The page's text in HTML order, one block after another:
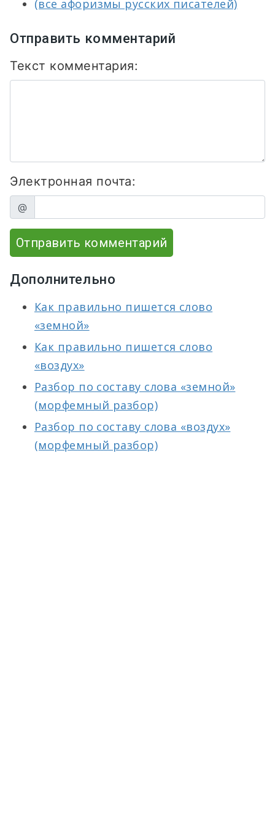
(все афоризмы русских писателей)
Отправить комментарий
Текст комментария:
Электронная почта:
@
Отправить комментарий
Дополнительно
Как правильно пишется слово
«земной»
Как правильно пишется слово
«воздух»
Разбор по составу слова «земной»
(морфемный разбор)
Разбор по составу слова «воздух»
(морфемный разбор)